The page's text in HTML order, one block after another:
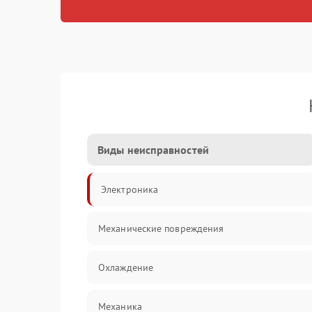
Виды неисправностей
Электроника
Механические повреждения
Охлаждение
Механика